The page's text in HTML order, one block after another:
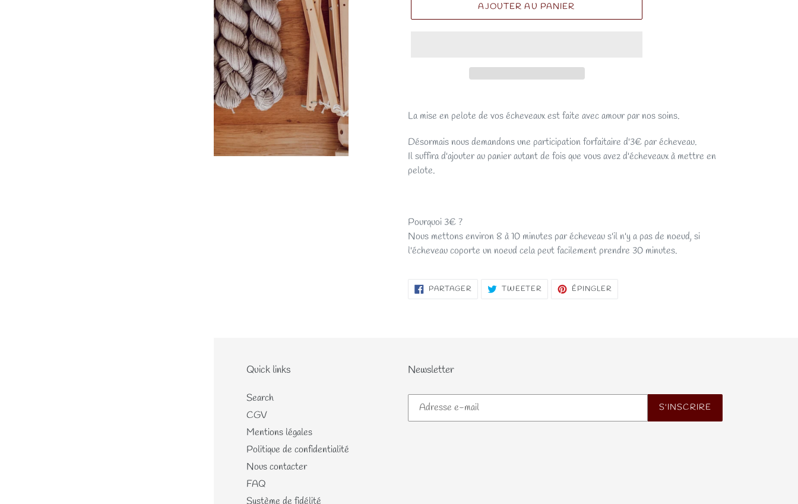
AJOUTER AU PANIER
La mise en pelote de vos écheveaux est faite avec amour par nos soins.
Désormais nous demandons une participation forfaitaire d'3€ par écheveau.
Il suffira d'ajouter au panier autant de fois que vous avez d'écheveaux à mettre en
pelote.
Pourquoi 3€ ?
Nous mettons environ 8 à 10 minutes par écheveau s'il n'y a pas de noeud, si
l'écheveau coporte un noeud cela peut facilement prendre 30 minutes.
PARTAGERPARTAGER
SUR
TWEETER TWEETERÉPINGLER
Quick links
Search
CGV
Mentions légales
Politique de confidentialité
Nous contacter
FAQ
Système de fidélité
Newsletter
S'INSCRIRE